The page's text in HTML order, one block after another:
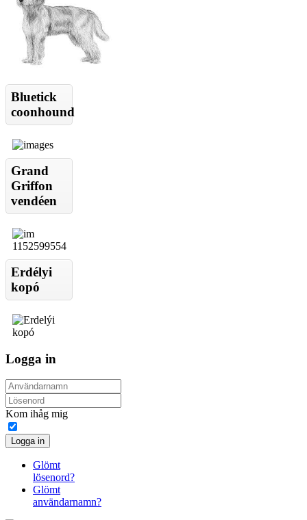
Bluetick
coonhound
Grand
Griffon
vendéen
Erdélyi
kopó
Logga in
Kom ihåg mig
Logga in
Glömt
lösenord?
Glömt
användarnamn?